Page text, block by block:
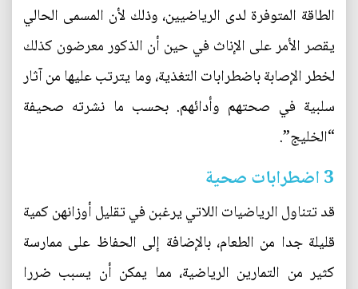
الطاقة المتوفرة لدى الرياضيين، وذلك لأن المسمى الحالي
يقصر الأمر على الإناث في حين أن الذكور معرضون كذلك
لخطر الإصابة باضطرابات التغذية، وما يترتب عليها من آثار
سلبية في صحتهم وأدائهم. بحسب ما نشرته صحيفة
“الخليج”.
3 اضطرابات صحية
قد تتناول الرياضيات اللاتي يرغبن في تقليل أوزانهن كمية
قليلة جدا من الطعام، بالإضافة إلى الحفاظ على ممارسة
كثير من التمارين الرياضية، مما يمكن أن يسبب ضررا